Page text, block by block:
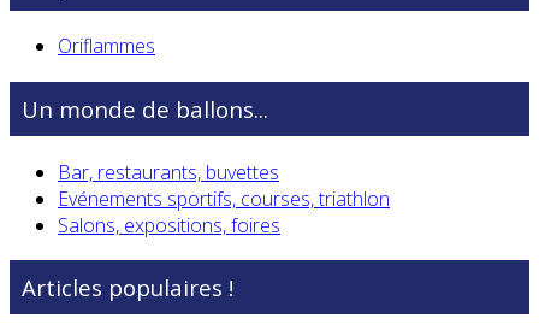
Oriflammes
Un monde de ballons...
Bar, restaurants, buvettes
Evénements sportifs, courses, triathlon
Salons, expositions, foires
Articles populaires !